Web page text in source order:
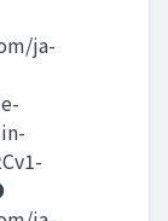
ja-